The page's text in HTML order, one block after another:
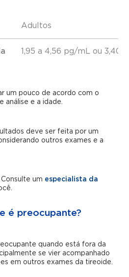
Adultos
1,95 a 4,56 pg/mL ou 3,40
um pouco de acordo com o
análise e a idade.
deve ser feita por um
outros exames e a
Consulte um especialista da
é preocupante?
quando está fora da
se vier acompanhado
em outros exames da tireoide.